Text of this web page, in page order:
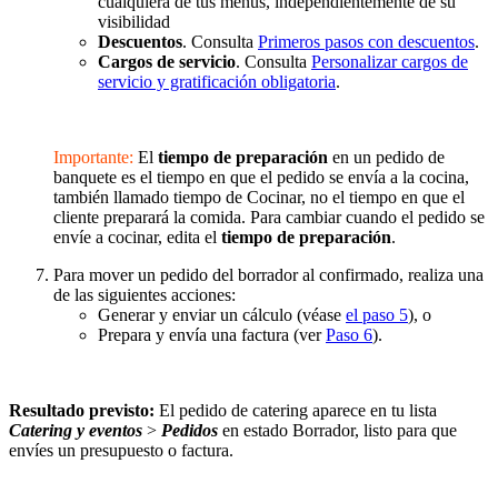
visibilidad
Descuentos. Consulta Primeros pasos con descuentos.
Cargos de servicio. Consulta Personalizar cargos de
servicio y gratificación obligatoria.
Importante: El tiempo de preparación en un pedido de
banquete es el tiempo en que el pedido se envía a la cocina,
también llamado tiempo de Cocinar, no el tiempo en que el
cliente preparará la comida. Para cambiar cuando el pedido se
envíe a cocinar, edita el tiempo de preparación.
Para mover un pedido del borrador al confirmado, realiza una
de las siguientes acciones:
Generar y enviar un cálculo (véase el paso 5), o
Prepara y envía una factura (verPaso 6).
Resultado previsto: El pedido de catering aparece en tu lista
Catering y eventos > Pedidos en estado Borrador, listo para que
envíes un presupuesto o factura.